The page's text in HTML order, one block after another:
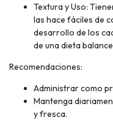
Textura y Uso:
las hace fáciles de
desarrollo de los
de una dieta
Recomendaciones:
Administrar como
Mantenga
y fresca.